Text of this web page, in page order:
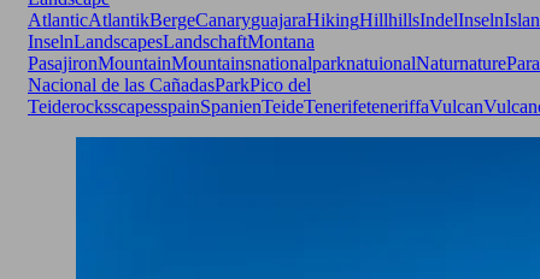
AtlanticAtlantikBergeCanaryguajaraHikingHillhillsIndelInseln
InselnLandscapesLandschaftMontana
PasajironMountainMountainsnationalparknatuionalNaturnature
Nacional de las CañadasParkPico del
TeiderocksscapesspainSpanienTeideTenerifeteneriffaVulcan